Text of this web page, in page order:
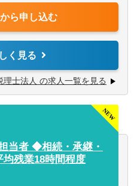
計士志望者や勉強中の方
小口管理・出納係などの財務・
の各種手続に関する知識をお持
方も大歓迎!!】
る方
る方
方
ャレンジしたい」という方を歓
務をお願いします。】
分析、税務相談、決算対策、経
評価、相続税額試算、財産承継
化支 援、企業格付け分析な
交流会「びじ咲く会」等の運
ら申し込む
く見る
理士法人 の求人一覧を見る
当者 ◆相続・承継・
残業18時間程度